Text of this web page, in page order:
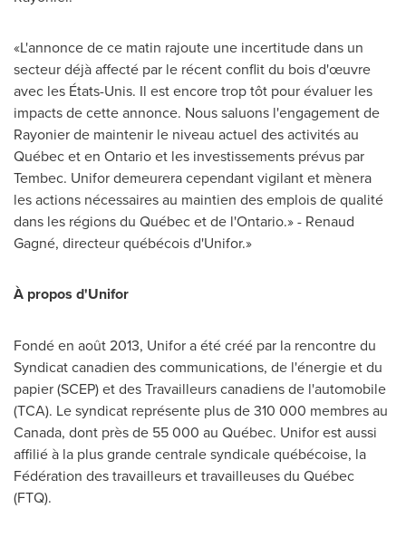
«L'annonce de ce matin rajoute une incertitude dans un
secteur déjà affecté par le récent conflit du bois d'œuvre
avec les États-Unis. Il est encore trop tôt pour évaluer les
impacts de cette annonce. Nous saluons l'engagement de
Rayonier de maintenir le niveau actuel des activités au
Québec et en Ontarioet les investissements prévus par
Tembec. Unifor demeurera cependant vigilant et mènera
les actions nécessaires au maintien des emplois de qualité
dans les régions du Québec et de l'Ontario.» - Renaud
Gagné, directeur québécois d'Unifor.»
À propos d'Unifor
Fondé en août 2013, Unifor a été créé par la rencontre du
Syndicat canadien des communications, de l'énergie et du
papier (SCEP) et des Travailleurs canadiens de l'automobile
(TCA). Le syndicat représente plus de 310 000 membres au
Canada, dont près de 55 000 au Québec. Unifor est aussi
affilié à la plus grande centrale syndicale québécoise, la
Fédération des travailleurs et travailleuses du Québec
(FTQ).